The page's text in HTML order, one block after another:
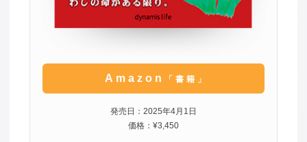
Amazon 「書籍」
発売日：2025年4月1日
価格：¥3,450